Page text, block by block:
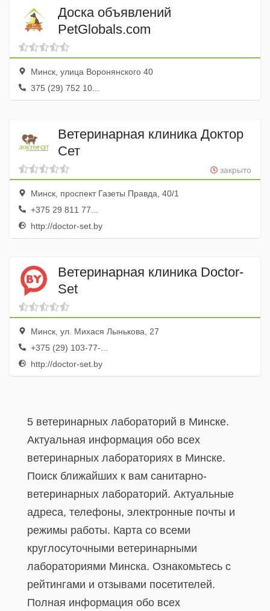
Доска объявлений
PetGlobals.com
Минск, улица Воронянского 40
375 (29) 752 10...
Ветеринарная клиника Доктор
Сет
закрыто
Минск, проспект Газеты Правда, 40/1
+375 29 811 77...
http://doctor-set.by
Ветеринарная клиника Doctor-
Set
Минск, ул. Михася Лынькова, 27
+375 (29) 103-77-...
http://doctor-set.by
5 ветеринарных лабораторий в Минске.
Актуальная информация обо всех
ветеринарных лабораториях в Минске.
Поиск ближайших к вам санитарно-
ветеринарных лабораторий. Актуальные
адреса, телефоны, электронные почты и
режимы работы. Карта со всеми
круглосуточными ветеринарными
лабораториями Минска. Ознакомьтесь с
рейтингами и отзывами посетителей.
Полная информация обо всех